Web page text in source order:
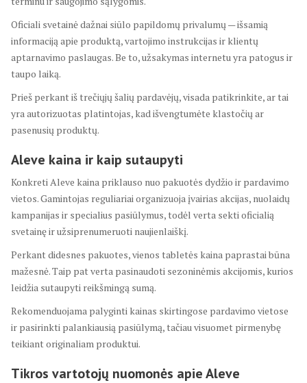
Oficiali svetainė dažnai siūlo papildomų privalumų — išsamią
informaciją apie produktą, vartojimo instrukcijas ir klientų
aptarnavimo paslaugas. Be to, užsakymas internetu yra patogus ir
taupo laiką.
Prieš perkant iš trečiųjų šalių pardavėjų, visada patikrinkite, ar tai
yra autorizuotas platintojas, kad išvengtumėte klastočių ar
pasenusių produktų.
Aleve kaina ir kaip sutaupyti
Konkreti Aleve kaina priklauso nuo pakuotės dydžio ir pardavimo
vietos. Gamintojas reguliariai organizuoja įvairias akcijas, nuolaidų
kampanijas ir specialius pasiūlymus, todėl verta sekti oficialią
svetainę ir užsiprenumeruoti naujienlaiškį.
Perkant didesnes pakuotes, vienos tabletės kaina paprastai būna
mažesnė. Taip pat verta pasinaudoti sezoninėmis akcijomis, kurios
leidžia sutaupyti reikšmingą sumą.
Rekomenduojama palyginti kainas skirtingose pardavimo vietose
ir pasirinkti palankiausią pasiūlymą, tačiau visuomet pirmenybę
teikiant originaliam produktui.
Tikros vartotojų nuomonės apie Aleve